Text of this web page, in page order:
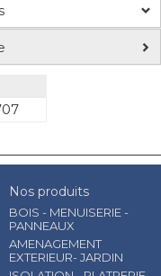
Nos produits
BOIS - MENUISERIE -
PANNEAUX
AMENAGEMENT
EXTERIEUR- JARDIN